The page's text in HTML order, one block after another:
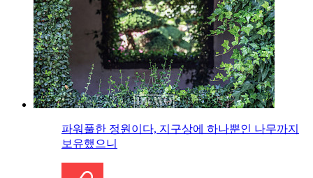
파워풀한 정원이다, 지구상에 하나뿐인 나무까지
보유했으니